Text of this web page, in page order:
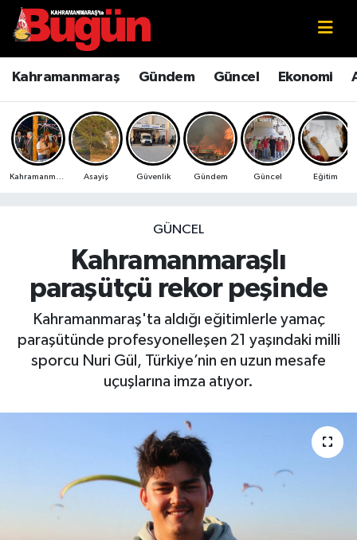
Kahramanmaraş Gündem Güncel Ekonomi
Asayiş Güvenlik Gündem Güncel Eğitim
GÜNCEL
Kahramanmaraşlı
paraşütçü rekor peşinde
Kahramanmaraş'ta aldığı eğitimlerle yamaç
paraşütünde profesyonelleşen 21 yaşındaki milli
sporcu Nuri Gül, Türkiye’nin en uzun mesafe
uçuşlarına imza atıyor.
Kahramanmaraş
Kahramanmaraş Sokak Röportajları
Bilim ve Teknoloji
Çevre
Ekonomi
Güncel
Haberde İnsan
Manşet Altı
Kahramanmaraş Nöbetçi Eczaneler
Kahramanmaraş Hava Durumu
Kahramanmaraş Namaz Vakitleri
Kahramanmaraş Trafik Yoğunluk Haritası
Süper Lig Puan Durumu ve Fikstür
Tüm Manşetler
Son Dakika Haberleri
Haber Arşivi